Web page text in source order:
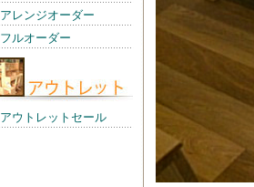
アレンジオーダー
フルオーダー
アウトレットセール